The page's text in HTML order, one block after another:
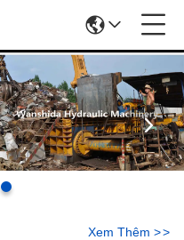
Xem Thêm >>